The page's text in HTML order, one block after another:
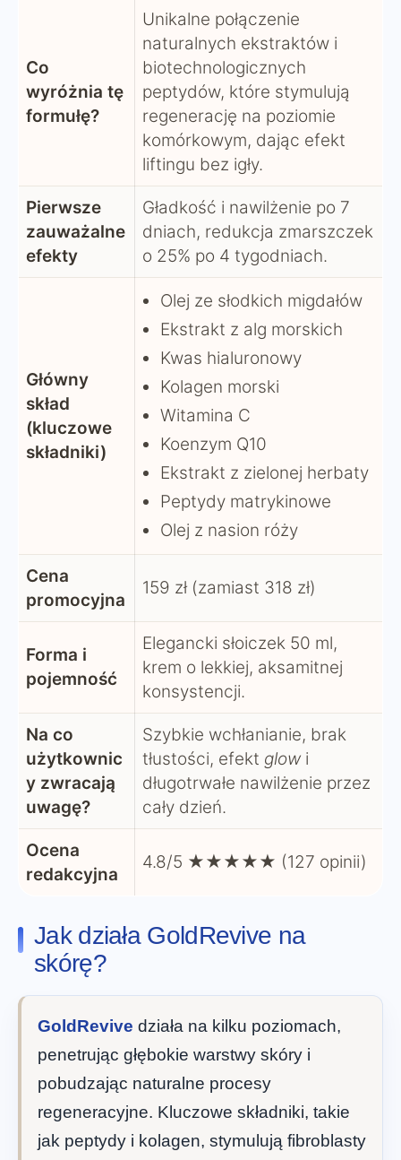
Co
wyróżnia tę
formułę?
Unikalne połączenie
naturalnych ekstraktów i
biotechnologicznych
peptydów, które stymulują
regenerację na poziomie
komórkowym, dając efekt
liftingu bez igły.
Pierwsze
zauważalne
efekty
Gładkość i nawilżenie po 7
dniach, redukcja zmarszczek
o 25% po 4 tygodniach.
Główny
skład
(kluczowe
składniki)
Olej ze słodkich migdałów
Ekstrakt z alg morskich
Kwas hialuronowy
Kolagen morski
Witamina C
Koenzym Q10
Ekstrakt z zielonej herbaty
Peptydy matrykinowe
Olej z nasion róży
Cena
promocyjna
159 zł (zamiast 318 zł)
Forma i
pojemność
Elegancki słoiczek 50 ml,
krem o lekkiej, aksamitnej
konsystencji.
Na co
użytkownic
y zwracają
uwagę?
Szybkie wchłanianie, brak
tłustości, efekt glow i
długotrwałe nawilżenie przez
cały dzień.
Ocena
redakcyjna
4.8/5 ★★★★★ (127 opinii)
Jak działa GoldRevive na
skórę?
GoldRevive działa na kilku poziomach,
penetrując głębokie warstwy skóry i
pobudzając naturalne procesy
regeneracyjne. Kluczowe składniki, takie
jak peptydy i kolagen, stymulują fibroblasty